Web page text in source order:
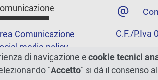
Comunicazione
media policy
e shop
C.F./P.Iva
di navigazione e cookie tecnici
"Accetto" si dà il consenso